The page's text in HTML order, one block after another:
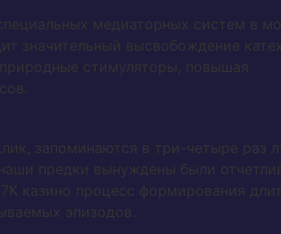
медиаторных систем в
значительный высвобождение
стимуляторы, повышая
запоминаются в три-четыре раз
предки вынуждены были
казино процесс формирования
эпизодов.